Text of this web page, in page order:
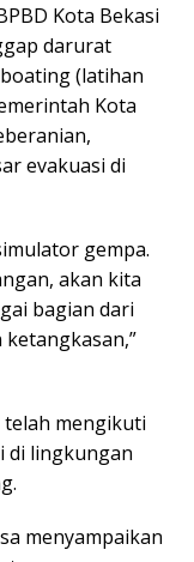
Kota Bekasi
darurat
(latihan
Kota
evakuasi di
gempa.
akan kita
bagian dari
telah mengikuti
di lingkungan
menyampaikan